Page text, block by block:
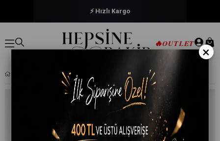
⚡ Hızlı Kargo
🔥OUTLET
×